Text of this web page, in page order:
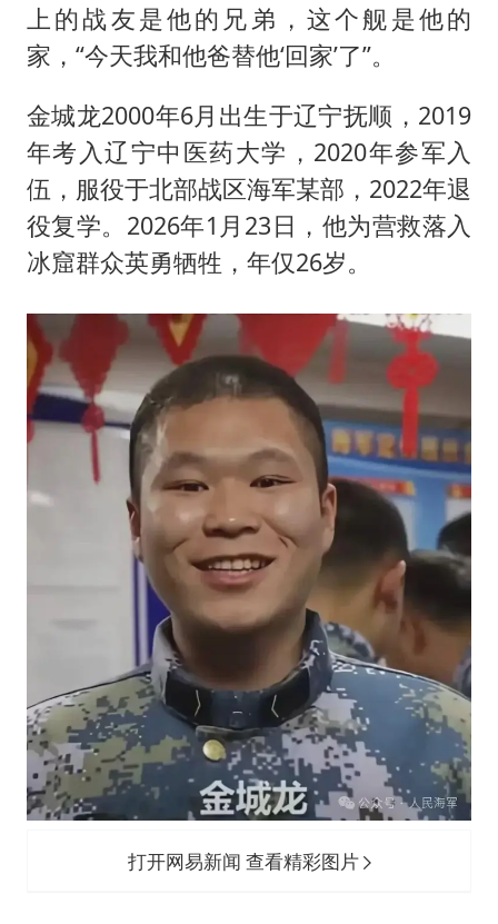
上的战友是他的兄弟，这个舰是他的
家，“今天我和他爸替他‘回家’了”。
金城龙2000年6月出生于辽宁抚顺，2019
年考入辽宁中医药大学，2020年参军入
伍，服役于北部战区海军某部，2022年退
役复学。2026年1月23日，他为营救落入
冰窟群众英勇牺牲，年仅26岁。
打开网易新闻 查看精彩图片